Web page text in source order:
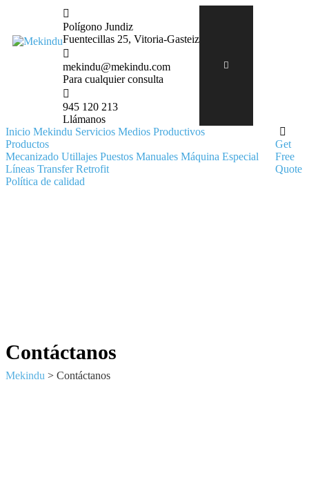
Polígono Jundiz
Fuentecillas 25, Vitoria-Gasteiz
mekindu@mekindu.com
Para cualquier consulta
945 120 213
Llámanos
Inicio Mekindu Servicios Medios Productivos
Productos
Mecanizado Utillajes Puestos Manuales Máquina Especial
Líneas Transfer Retrofit
Política de calidad
Get
Free
Quote
Contáctanos
Mekindu > Contáctanos